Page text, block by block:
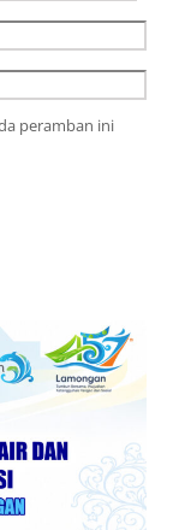
peramban ini